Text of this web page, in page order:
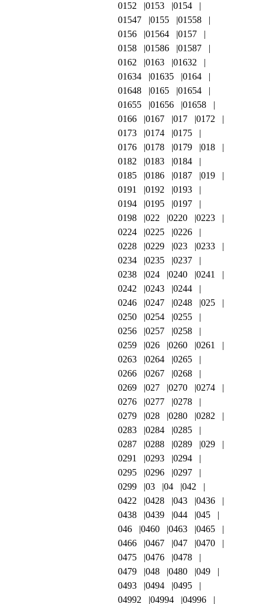
0152
0153
0154
01547
0155
01558
0156
01564
0157
0158
01586
01587
0162
0163
01632
01634
01635
0164
01648
0165
01654
01655
01656
01658
0166
0167 017
0172
0173
0174
0175
0176
0178 0179
018
0182
0183
0184
0185
0186 0187
019
0191
0192
0193
0194
0195
0197
0198
022 0220
0223
0224
0225
0226
0228
0229 023
0233
0234
0235
0237
0238
024 0240
0241
0242
0243
0244
0246
0247 0248
025
0250
0254
0255
0256
0257
0258
0259
026 0260
0261
0263
0264
0265
0266
0267
0268
0269
027 0270
0274
0276
0277
0278
0279
028 0280
0282
0283
0284
0285
0287
0288 0289
029
0291
0293
0294
0295
0296
0297
0299
03 04
042
0422
0428 043
0436
0438
0439 044
045
046
0460 0463
0465
0466
0467 047
0470
0475
0476
0478
0479
048 0480
049
0493
0494
0495
04992
04994
04996